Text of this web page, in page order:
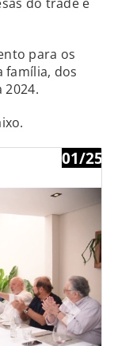
para os
família, dos
2024.
01/25